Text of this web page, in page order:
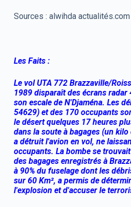
Sources : alwihda
Les Faits :
Le vol UTA 772 Brazzaville/
1989 disparaît des écrans radar
son escale de N'Djaména. Les
54629) et des 170 occupants
le désert quelques 17 heures
dans la soute à bagages (un
a détruit l'avion en vol, ne
occupants. La bombe se
des bagages enregistrés à
à 90% du fuselage dont les
sur 60 Km², a permis de
l'explosion et d'accuser le